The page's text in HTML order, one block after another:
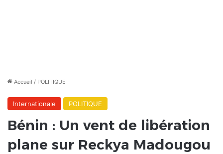
Accueil / POLITIQUE
Internationale POLITIQUE
Bénin : Un vent de libération
plane sur Reckya Madougou